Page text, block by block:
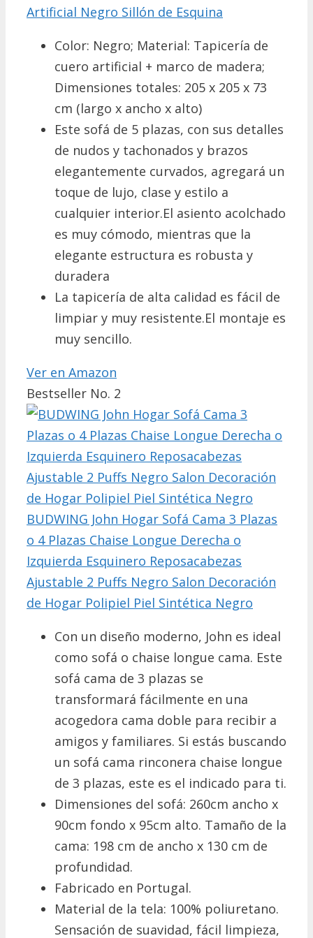
Artificial Negro Sillón de Esquina
Color: Negro; Material: Tapicería de
cuero artificial + marco de madera;
Dimensiones totales: 205 x 205 x 73
cm (largo x ancho x alto)
Este sofá de 5 plazas, con sus detalles
de nudos y tachonados y brazos
elegantemente curvados, agregará un
toque de lujo, clase y estilo a
cualquier interior.El asiento acolchado
es muy cómodo, mientras que la
elegante estructura es robusta y
duradera
La tapicería de alta calidad es fácil de
limpiar y muy resistente.El montaje es
muy sencillo.
Ver en Amazon
Bestseller No. 2
BUDWING John Hogar Sofá Cama 3 Plazas
o 4 Plazas Chaise Longue Derecha o
Izquierda Esquinero Reposacabezas
Ajustable 2 Puffs Negro Salon Decoración
de Hogar Polipiel Piel Sintética Negro
Con un diseño moderno, John es ideal
como sofá o chaise longue cama. Este
sofá cama de 3 plazas se
transformará fácilmente en una
acogedora cama doble para recibir a
amigos y familiares. Si estás buscando
un sofá cama rinconera chaise longue
de 3 plazas, este es el indicado para ti.
Dimensiones del sofá: 260cm ancho x
90cm fondo x 95cm alto. Tamaño de la
cama: 198 cm de ancho x 130 cm de
profundidad.
Fabricado en Portugal.
Material de la tela: 100% poliuretano.
Sensación de suavidad, fácil limpieza,